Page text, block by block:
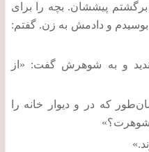
برگشتم پیششان. بچه را برای
و دادمش به زن.گفتم:
و به شوهرش گفت: « از
که در و دیوار خانه را
شوهرت؟»
.»